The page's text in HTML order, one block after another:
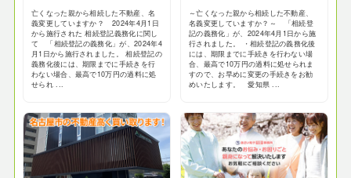
亡くなった親から相続した不動産、名
義変更していますか？ 2024年4月1日
から施行された 相続登記義務化に関し
て 「相続登記の義務化」が、2024年4
月1日から施行されました。 相続登記の
義務化後には、期限までに手続きを行
わない場合、最高で10万円の過料に処
せられ ...
～亡くなった親から相続した不動産、
名義変更していますか？～ 「相続登
記の義務化」が、2024年4月1日から施
行されました。 ・相続登記の義務化後
には、期限までに手続きを行わない場
合、最高で10万円の過料に処せられま
すので、お早めに変更の手続きをお勧
めいたします。 愛知県 ...